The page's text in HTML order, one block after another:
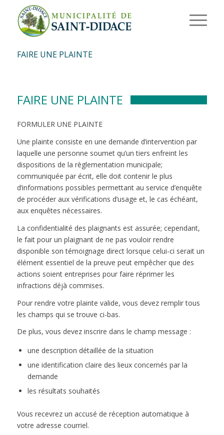
FAIRE UNE PLAINTE
FAIRE UNE PLAINTE
FORMULER UNE PLAINTE
Une plainte consiste en une demande d’intervention par
laquelle une personne soumet qu’un tiers enfreint les
dispositions de la règlementation municipale;
communiquée par écrit, elle doit contenir le plus
d’informations possibles permettant au service d’enquête
de procéder aux vérifications d’usage et, le cas échéant,
aux enquêtes nécessaires.
La confidentialité des plaignants est assurée; cependant,
le fait pour un plaignant de ne pas vouloir rendre
disponible son témoignage direct lorsque celui-ci serait un
élément essentiel de la preuve peut empêcher que des
actions soient entreprises pour faire réprimer les
infractions déjà commises.
Pour rendre votre plainte valide, vous devez remplir tous
les champs qui se trouve ci-bas.
De plus, vous devez inscrire dans le champ message :
une description détaillée de la situation
une identification claire des lieux concernés par la
demande
les résultats souhaités
Vous recevrez un accusé de réception automatique à
votre adresse courriel.